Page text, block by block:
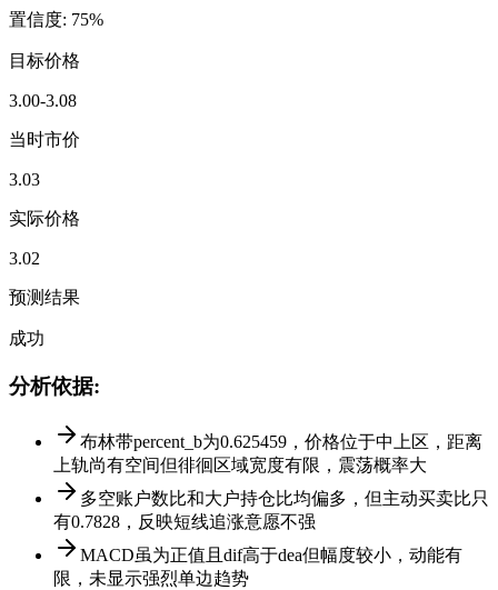
置信度: 75%
目标价格
3.00-3.08
当时市价
3.03
实际价格
3.02
预测结果
成功
分析依据:
布林带percent_b为0.625459，价格位于中上区，距离
上轨尚有空间但徘徊区域宽度有限，震荡概率大
多空账户数比和大户持仓比均偏多，但主动买卖比只
有0.7828，反映短线追涨意愿不强
MACD虽为正值且dif高于dea但幅度较小，动能有
限，未显示强烈单边趋势